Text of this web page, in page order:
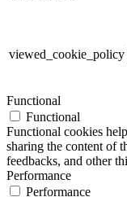
viewed_cookie_policy
Functional
Functional
Functional cookies
sharing the content of
feedbacks, and other
Performance
Performance